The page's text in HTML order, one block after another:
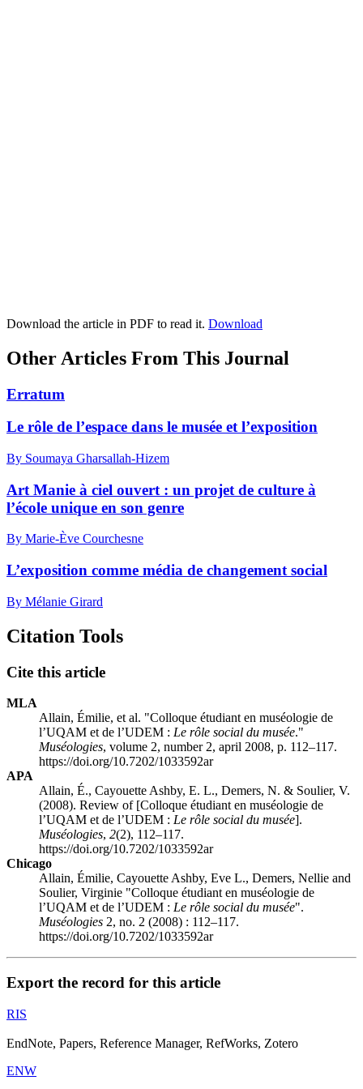
Download the article in PDF to read it. Download
Other Articles From This Journal
Erratum
Le rôle de l’espace dans le musée et l’exposition
By Soumaya Gharsallah-Hizem
Art Manie à ciel ouvert : un projet de culture à
l’école unique en son genre
By Marie-Ève Courchesne
L’exposition comme média de changement social
By Mélanie Girard
Citation Tools
Cite this article
MLA
Allain, Émilie, et al. "Colloque étudiant en muséologie de
l’UQAM et de l’UDEM : Le rôle social du musée."
Muséologies, volume 2, number 2, april 2008, p. 112–117.
https://doi.org/10.7202/1033592ar
APA
Allain, É., Cayouette Ashby, E. L., Demers, N. & Soulier, V.
(2008). Review of [Colloque étudiant en muséologie de
l’UQAM et de l’UDEM : Le rôle social du musée].
Muséologies, 2(2), 112–117.
https://doi.org/10.7202/1033592ar
Chicago
Allain, Émilie, Cayouette Ashby, Eve L., Demers, Nellie and
Soulier, Virginie "Colloque étudiant en muséologie de
l’UQAM et de l’UDEM : Le rôle social du musée".
Muséologies 2, no. 2 (2008) : 112–117.
https://doi.org/10.7202/1033592ar
Export the record for this article
RIS
EndNote, Papers, Reference Manager, RefWorks, Zotero
ENW